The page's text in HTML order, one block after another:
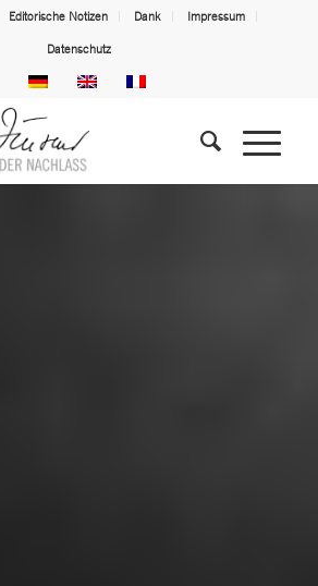
Editorische Notizen Dank Impressum
Datenschutz